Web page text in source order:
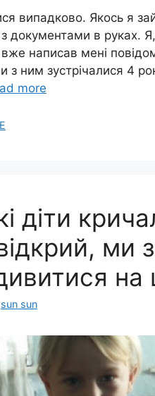
випадково. Якось я
документами в руках.
вже написав мені
з ним зустрічалися 4
more
діти
ми
на
sun sun